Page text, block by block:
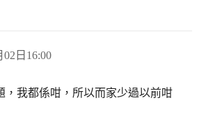
02日16:00
，我都係咁，所以而家少過以前咁